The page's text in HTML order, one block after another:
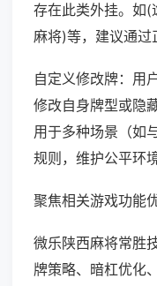
存在此类外挂。如(
麻将)等，建议通过
自定义修改牌：用
修改自身牌型或隐
用于多种场景（如
规则，维护公平环境
聚焦相关游戏功能
微乐陕西麻将常胜
牌策略、暗杠优化